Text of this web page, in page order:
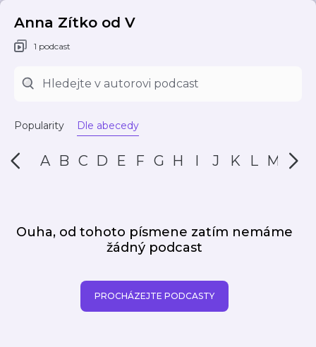
Anna Zítko od V
1 podcast
Popularity Dle abecedy
A B C D E F G H I J K L M N
Ouha, od tohoto písmene zatím nemáme
žádný podcast
PROCHÁZEJTE PODCASTY